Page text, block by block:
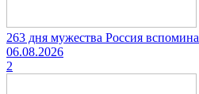
263 дня мужества Россия
06.08.2026
2